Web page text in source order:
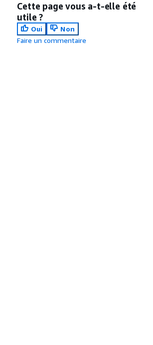
Cette page vous a-t-elle été
utile ?
Oui
Non
Faire un commentaire